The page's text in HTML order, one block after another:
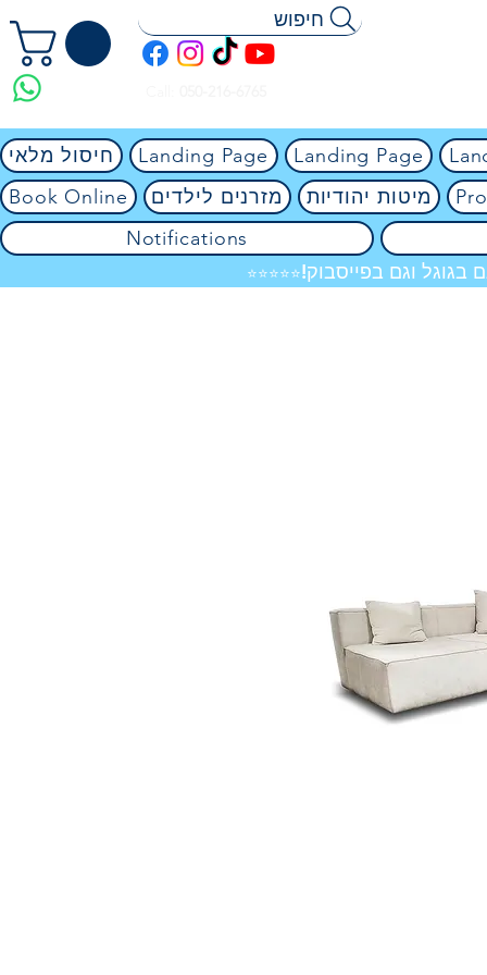
חיפוש
Landing Page
Landing Page
חיסול מלאי
מיטות יהודיות מזרנים לילדים
Book Online
Notifications
בגוגל וגם בפייסבוק!⭐⭐⭐⭐⭐